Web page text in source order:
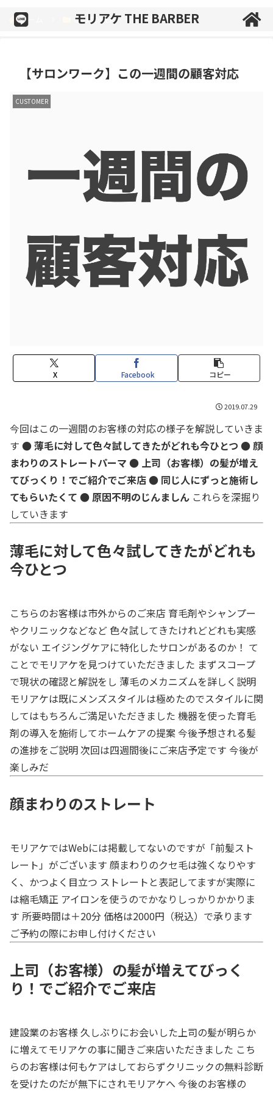
ホーム CUSTOMER
【サロンワーク】この一週間の顧客対応
CUSTOMER
X Facebook コピー
2019.07.29
今回はこの一週間のお客様の対応の様子を解説していきま
す ● 薄毛に対して色々試してきたがどれも今ひとつ ● 顔
まわりのストレートパーマ ● 上司（お客様）の髪が増え
てびっくり！でご紹介でご来店● 同じ人にずっと施術し
てもらいたくて ● 原因不明のじんましん これらを深掘り
していきます
薄毛に対して色々試してきたがどれも
今ひとつ
こちらのお客様は市外からのご来店 育毛剤やシャンプー
やクリニックなどなど 色々試してきたけれどどれも実感
がない エイジングケアに特化したサロンがあるのか！ て
ことでモリアケを見つけていただきました まずスコープ
で現状の確認と解説をし 薄毛のメカニズムを詳しく説明
モリアケは既にメンズスタイルは極めたのでスタイルに関
してはもちろんご満足いただきました 機器を使った育毛
剤の導入を施術してホームケアの提案 今後予想される髪
の進捗をご説明 次回は四週間後にご来店予定です 今後が
楽しみだ
顔まわりのストレート
モリアケではWebには掲載してないのですが「前髪スト
レート」がございます 顔まわりのクセ毛は強くなりやす
く、かつよく目立つ ストレートと表記してますが実際に
は縮毛矯正 アイロンを使うのでかなりしっかりかかりま
す 所要時間は＋20分 価格は2000円（税込）で承ります
ご予約の際にお申し付けください
上司（お客様）の髪が増えてびっく
り！でご紹介でご来店
建設業のお客様 久しぶりにお会いした上司の髪が明らか
に増えてモリアケの事に聞きご来店いただきました こち
らのお客様は何もケアはしておらずクリニックの無料診断
を受けたのだが無下にされモリアケへ 今後のお客様の
モリアケ THE BARBER